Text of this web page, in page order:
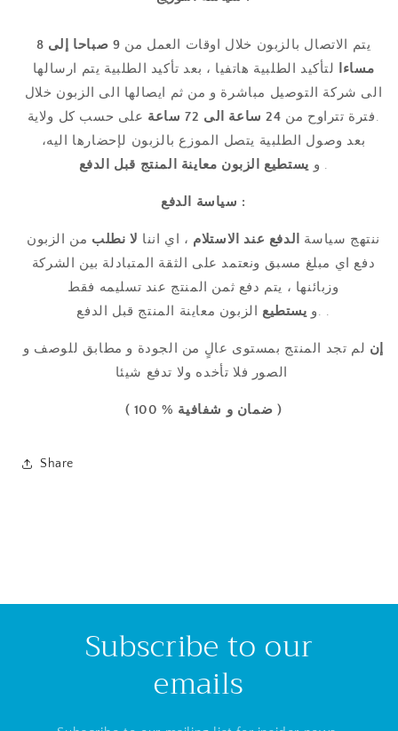
يتم الاتصال بالزبون خلال اوقات العمل من
9 صباحا إلى 8
مساءا لتأكيد الطلبية هاتفيا ، بعد تأكيد الطلبية يتم ارسالها
الى شركة التوصيل مباشرة و من ثم ايصالها الى الزبون خلال
فترة تتراوح من 24 ساعة الى 72 ساعة
على حسب كل ولاية.
بعد وصول الطلبية يتصل الموزع بالزبون لإحضارها اليه،
و يستطيع الزبون معاينة المنتج قبل الدفع .
سياسة الدفع :
ننتهج سياسة الدفع عند الاستلام ، اي اننا لا نطلب من الزبون
دفع اي مبلغ مسبق ونعتمد على الثقة المتبادلة بين الشركة
وزبائنها ، يتم دفع ثمن المنتج عند تسليمه فقط
.و يستطيع الزبون معاينة المنتج قبل الدفع .
إن لم تجد المنتج بمستوى عالٍ من الجودة و مطابق للوصف و
( ضمان و شفافية % 100 )
Share
Subscribe to our
emails